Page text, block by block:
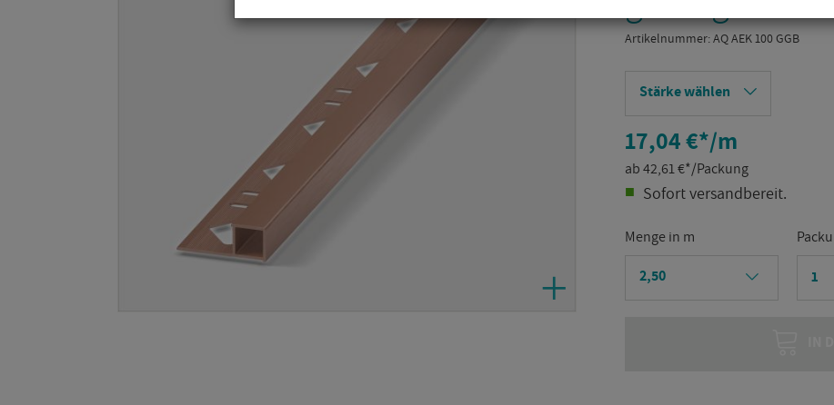
Ar­ti­kel­num­mer:AQ AEK 100 GGB
Stärke wählen
17,04 €*/m
ab 42,61 €*/Packung
So­fort ver­sand­be­reit.
Menge in m